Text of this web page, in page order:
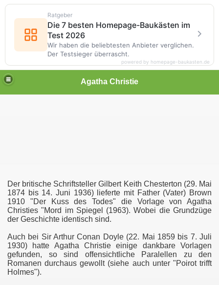
Agatha Christie
Der britische Schriftsteller Gilbert Keith Chesterton (29. Mai
1874 bis 14. Juni 1936) lieferte mit Father (Vater) Brown
1910 "Der Kuss des Todes" die Vorlage von Agatha
Christies "Mord im Spiegel (1963). Wobei die Grundzüge
der Geschichte identisch sind.
Auch bei Sir Arthur Conan Doyle (22. Mai 1859 bis 7. Juli
1930) hatte Agatha Christie einige dankbare Vorlagen
gefunden, so sind offensichtliche Paralellen zu den
Romanen durchaus gewollt (siehe auch unter "Poirot trifft
Holmes").
Ratgeber
Die 7 besten Homepage-Baukästen im
Test 2026
Wir haben die beliebtesten Anbieter verglichen.
Der Testsieger überrascht.
powered by homepage-baukasten.de